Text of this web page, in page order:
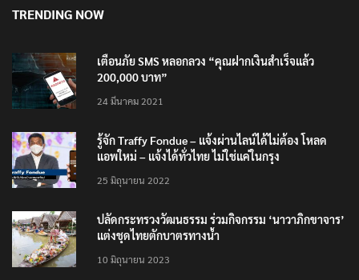
TRENDING NOW
เตือนภัย SMS หลอกลวง “คุณฝากเงินสำเร็จแล้ว
200,000 บาท”
24 มีนาคม 2021
รู้จัก Traffy Fondue – แจ้งผ่านไลน์ได้ไม่ต้อง โหลด
แอพใหม่ – แจ้งได้ทั่วไทย ไม่ใช่แค่ในกรุง
25 มิถุนายน 2022
ปลัดกระทรวงวัฒนธรรม ร่วมกิจกรรม ‘นาวาภิกขาจาร’
แต่งชุดไทยตักบาตรทางน้ำ
10 มิถุนายน 2023